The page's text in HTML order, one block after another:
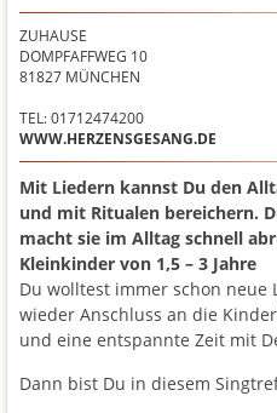
ZUHAUSE
DOMPFAFFWEG 10
81827 MÜNCHEN
TEL: 01712474200
WWW.HERZENSGESANG.DE
Mit Liedern kannst Du den
und mit Ritualen bereichern.
macht sie im Alltag schnell
Kleinkinder von 1,5 – 3 Jahre
Du wolltest immer schon neue
wieder Anschluss an die
und eine entspannte Zeit mit
Dann bist Du in diesem